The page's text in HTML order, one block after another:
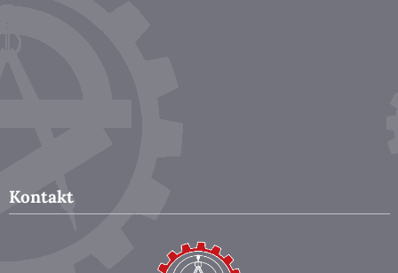
Kontakt